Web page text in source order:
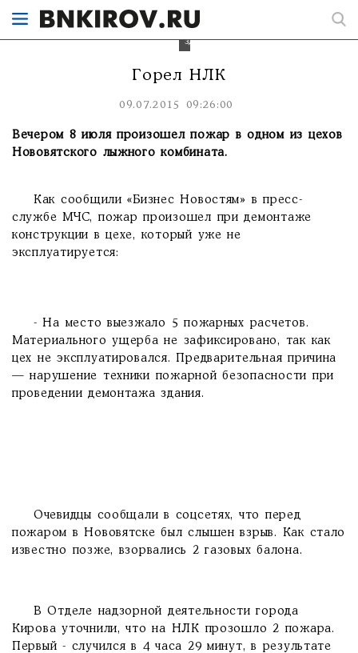
демонтажа
здания.
Горел НЛК
09.07.2015 09:26:00
Вечером 8 июля произошел пожар в одном из цехов
Нововятского лыжного комбината.
Как сообщили «Бизнес Новостям» в пресс-
службе МЧС, пожар произошел при демонтаже
конструкции в цехе, который уже не
эксплуатируется:
- На место выезжало 5 пожарных расчетов.
Материального ущерба не зафиксировано, так как
цех не эксплуатировался. Предварительная причина
— нарушение техники пожарной безопасности при
проведении демонтажа здания.
Очевидцы сообщали в соцсетях, что перед
пожаром в Нововятске был слышен взрыв. Как стало
известно позже, взорвались 2 газовых балона.
В Отделе надзорной деятельности города
Кирова уточнили, что на НЛК прозошло 2 пожара.
Первый - случился в 4 часа 29 минут, в результате